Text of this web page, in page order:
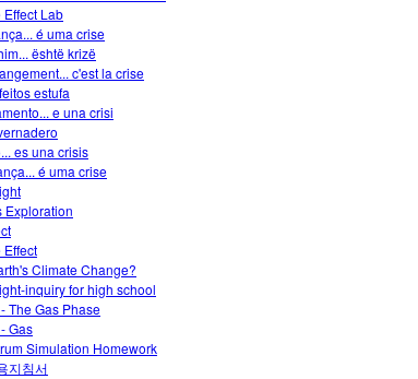
Lab
é uma crise
është krizë
c'est la crise
estufa
e una crisi
es una crisis
é uma crise
Exploration
Climate Change?
inquiry for high school
The Gas Phase
Gas
Simulation Homework
지침서